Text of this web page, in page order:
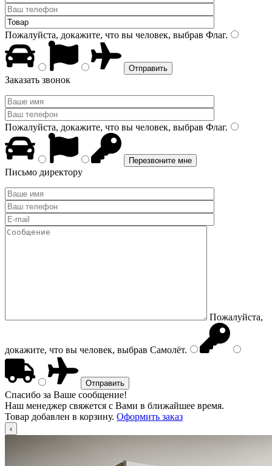
Пожалуйста, докажите, что вы человек, выбрав Флаг.
Заказать звонок
Пожалуйста, докажите, что вы человек, выбрав Флаг.
Письмо директору
Пожалуйста,
докажите, что вы человек, выбрав Самолёт.
Спасибо за Ваше сообщение!
Наш менеджер свяжется с Вами в ближайшее время.
Товар добавлен в корзину. Оформить заказ